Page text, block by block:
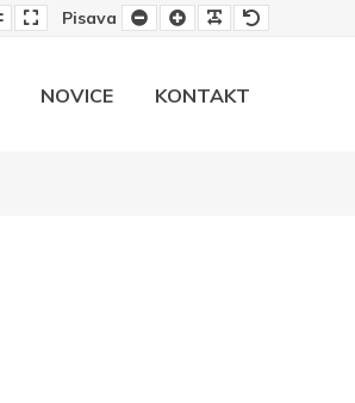
Privzeta
postavitev
Široka
postavitev
Pisava Manjša
pisava
Večja
pisava
Berljiva
pisava
Privzeta
pisava
NOVICE KONTAKT